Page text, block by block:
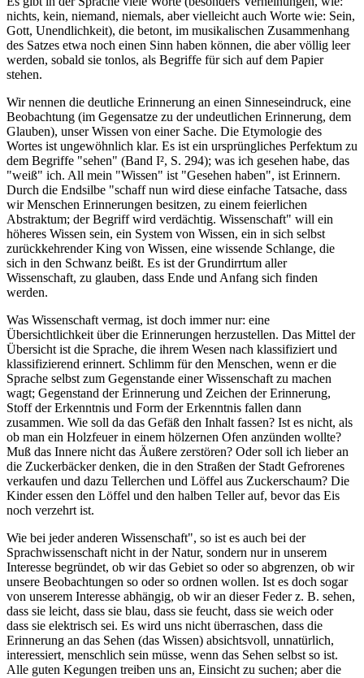
nichts, kein, niemand, niemals, aber vielleicht auch Worte wie: Sein,
Gott, Unendlichkeit), die betont, im musikalischen Zusammenhang
des Satzes etwa noch einen Sinn haben können, die aber völlig leer
werden, sobald sie tonlos, als Begriffe für sich auf dem Papier
stehen.
Wir nennen die deutliche Erinnerung an einen Sinneseindruck, eine
Beobachtung (im Gegensatze zu der undeutlichen Erinnerung, dem
Glauben), unser Wissen von einer Sache. Die Etymologie des
Wortes ist ungewöhnlich klar. Es ist ein ursprüngliches Perfektum zu
dem Begriffe "sehen" (Band I², S. 294); was ich gesehen habe, das
"weiß" ich. All mein "Wissen" ist "Gesehen haben", ist Erinnern.
Durch die Endsilbe "schaff nun wird diese einfache Tatsache, dass
wir Menschen Erinnerungen besitzen, zu einem feierlichen
Abstraktum; der Begriff wird verdächtig. Wissenschaft" will ein
höheres Wissen sein, ein System von Wissen, ein in sich selbst
zurückkehrender King von Wissen, eine wissende Schlange, die
sich in den Schwanz beißt. Es ist der Grundirrtum aller
Wissenschaft, zu glauben, dass Ende und Anfang sich finden
werden.
Was Wissenschaft vermag, ist doch immer nur: eine
Übersichtlichkeit über die Erinnerungen herzustellen. Das Mittel der
Übersicht ist die Sprache, die ihrem Wesen nach klassifiziert und
klassifizierend erinnert. Schlimm für den Menschen, wenn er die
Sprache selbst zum Gegenstande einer Wissenschaft zu machen
wagt; Gegenstand der Erinnerung und Zeichen der Erinnerung,
Stoff der Erkenntnis und Form der Erkenntnis fallen dann
zusammen. Wie soll da das Gefäß den Inhalt fassen? Ist es nicht, als
ob man ein Holzfeuer in einem hölzernen Ofen anzünden wollte?
Muß das Innere nicht das Äußere zerstören? Oder soll ich lieber an
die Zuckerbäcker denken, die in den Straßen der Stadt Gefrorenes
verkaufen und dazu Tellerchen und Löffel aus Zuckerschaum? Die
Kinder essen den Löffel und den halben Teller auf, bevor das Eis
noch verzehrt ist.
Wie bei jeder anderen Wissenschaft", so ist es auch bei der
Sprachwissenschaft nicht in der Natur, sondern nur in unserem
Interesse begründet, ob wir das Gebiet so oder so abgrenzen, ob wir
unsere Beobachtungen so oder so ordnen wollen. Ist es doch sogar
von unserem Interesse abhängig, ob wir an dieser Feder z. B. sehen,
dass sie leicht, dass sie blau, dass sie feucht, dass sie weich oder
dass sie elektrisch sei. Es wird uns nicht überraschen, dass die
Erinnerung an das Sehen (das Wissen) absichtsvoll, unnatürlich,
interessiert, menschlich sein müsse, wenn das Sehen selbst so ist.
Alle guten Kegungen treiben uns an, Einsicht zu suchen; aber die